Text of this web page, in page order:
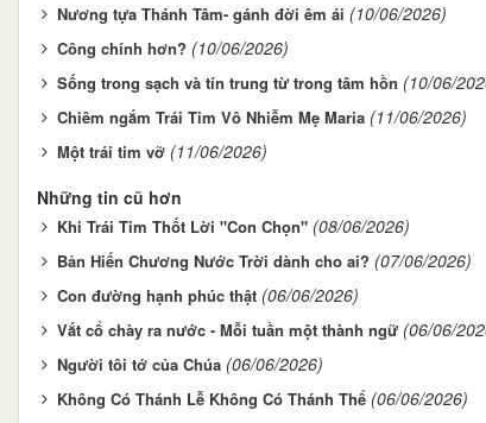
Nương tựa Thánh Tâm- gánh đời êm ái (10/06/2026)
Công chính hơn? (10/06/2026)
Sống trong sạch và tín trung từ trong tâm hồn (10/06/
Chiêm ngắm Trái Tim Vô Nhiễm Mẹ Maria (11/06/2026)
Một trái tim vỡ (11/06/2026)
Những tin cũ hơn
Khi Trái Tim Thốt Lời "Con Chọn" (08/06/2026)
Bản Hiến Chương Nước Trời dành cho ai? (07/06/2026)
Con đường hạnh phúc thật (06/06/2026)
Vắt cổ chày ra nước - Mỗi tuần một thành ngữ (06/06/
Người tôi tớ của Chúa (06/06/2026)
Không Có Thánh Lễ Không Có Thánh Thể (06/06/2026)